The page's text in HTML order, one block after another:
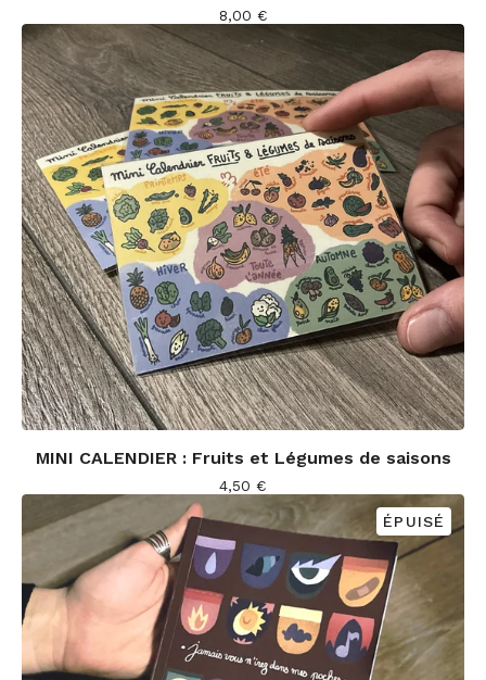
8,00 €
MINI CALENDIER : Fruits et Légumes de saisons
4,50 €
ÉPUISÉ